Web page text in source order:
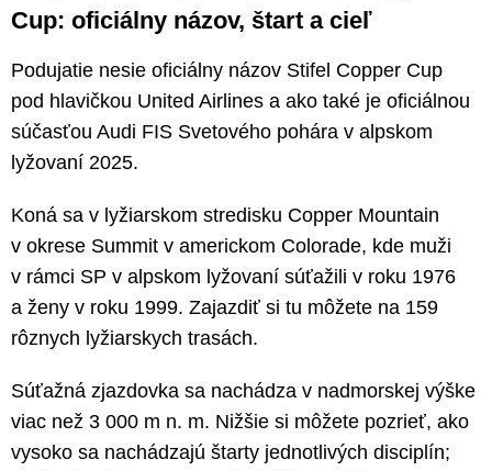
Cup: oficiálny názov, štart a cieľ
Podujatie nesie oficiálny názov Stifel Copper Cup
pod hlavičkou United Airlines a ako také je oficiálnou
súčasťou Audi FIS Svetového pohára v alpskom
lyžovaní 2025.
Koná sa v lyžiarskom stredisku Copper Mountain
v okrese Summit v americkom Colorade, kde muži
v rámci SP v alpskom lyžovaní súťažili v roku 1976
a ženy v roku 1999. Zajazdiť si tu môžete na 159
rôznych lyžiarskych trasách.
Súťažná zjazdovka sa nachádza v nadmorskej výške
viac než 3 000 m n. m. Nižšie si môžete pozrieť, ako
vysoko sa nachádzajú štarty jednotlivých disciplín;